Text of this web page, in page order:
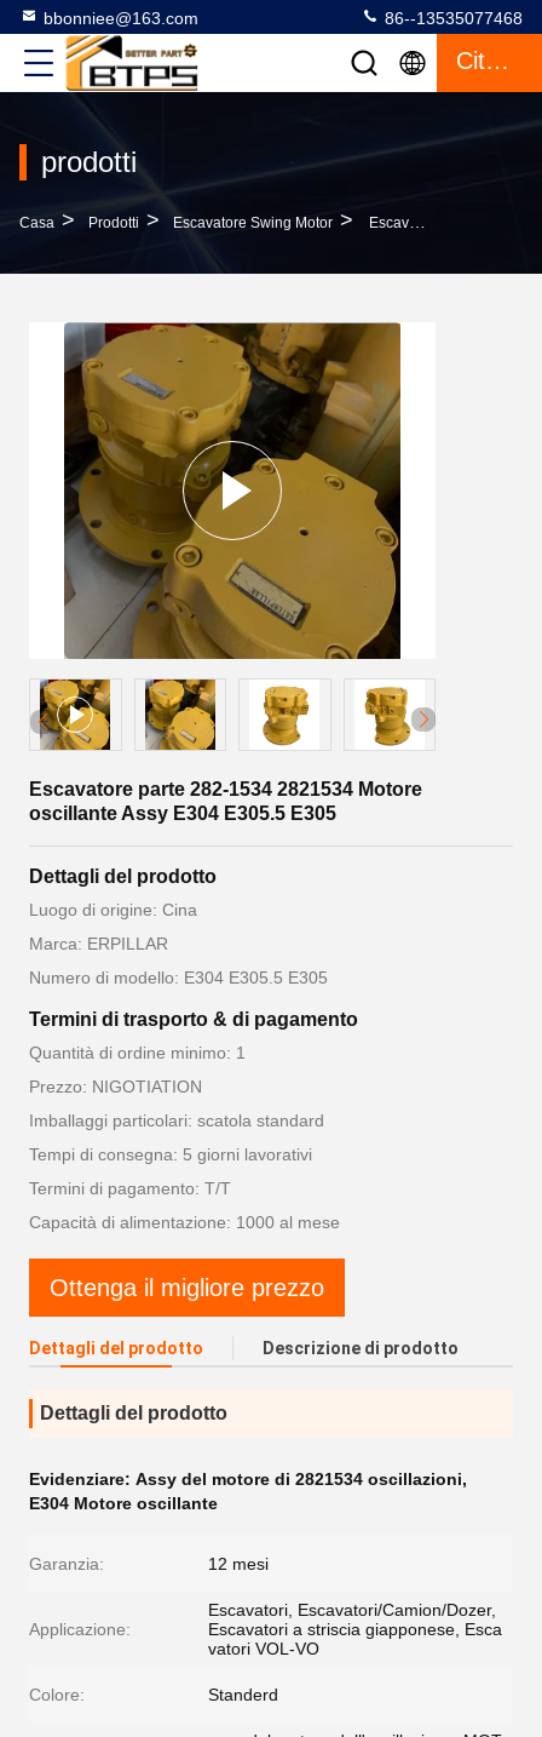
bbonniee@163.com 86--13535077468
Citazione
prodotti
Casa > Prodotti > Escavatore Swing Motor > Escavatore Parte 282-1534 2821534 Motore Oscillante Assy E304 E305.5 E305
Escavatore parte 282-1534 2821534 Motore
oscillante Assy E304 E305.5 E305
Dettagli del prodotto
Luogo di origine: Cina
Marca: ERPILLAR
Numero di modello: E304 E305.5 E305
Termini di trasporto & di pagamento
Quantità di ordine minimo: 1
Prezzo: NIGOTIATION
Imballaggi particolari: scatola standard
Tempi di consegna: 5 giorni lavorativi
Termini di pagamento: T/T
Capacità di alimentazione: 1000 al mese
Ottenga il migliore prezzo
Dettagli del prodotto Descrizione di prodotto
Dettagli del prodotto
Evidenziare: Assy del motore di 2821534 oscillazioni,
E304 Motore oscillante
Garanzia: 12 mesi
Applicazione:
Escavatori, Escavatori/Camion/Dozer,
Escavatori a striscia giapponese, Esca
vatori VOL-VO
Colore: Standerd